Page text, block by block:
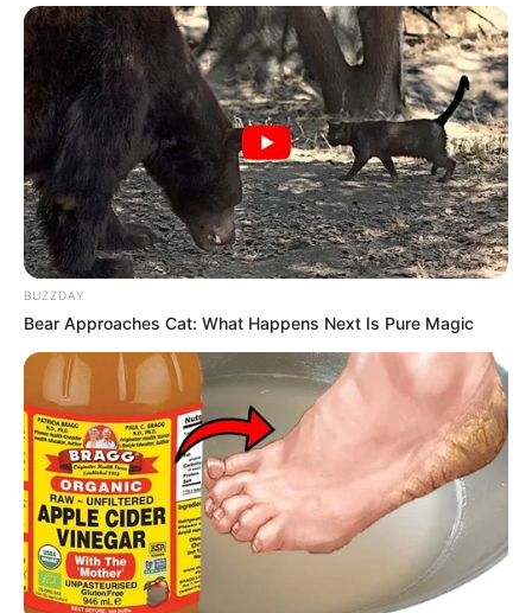
Rusiya Azərbaycan Xəbər Gündəm
Bizi Facebook-da
izləyin
Bizi Twitter-da
izləyin
BUZZDAY
Bear Approaches Cat: What Happens Next Is Pure Magic